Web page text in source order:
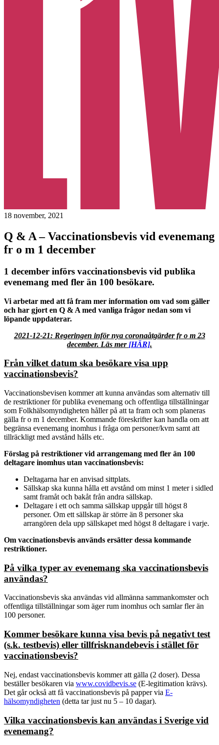
18 november, 2021
Q & A – Vaccinationsbevis vid evenemang
fr o m 1 december
1 december införs vaccinationsbevis vid publika
evenemang med fler än 100 besökare.
Vi arbetar med att få fram mer information om vad som gäller
och har gjort en Q & A med vanliga frågor nedan som vi
löpande uppdaterar.
2021-12-21: Regeringen inför nya coronaåtgärder fr o m 23
december. Läs mer [HÄR].
Från vilket datum ska besökare visa upp
vaccinationsbevis?
Vaccinationsbevisen kommer att kunna användas som alternativ till
de restriktioner för publika evenemang och offentliga tillställningar
som Folkhälsomyndigheten håller på att ta fram och som planeras
gälla fr o m 1 december. Kommande föreskrifter kan handla om att
begränsa evenemang inomhus i fråga om personer/kvm samt att
tillräckligt med avstånd hålls etc.
Förslag på restriktioner vid arrangemang med fler än 100
deltagare inomhus utan vaccinationsbevis:
Deltagarna har en anvisad sittplats.
Sällskap ska kunna hålla ett avstånd om minst 1 meter i sidled
samt framåt och bakåt från andra sällskap.
Deltagare i ett och samma sällskap uppgår till högst 8
personer. Om ett sällskap är större än 8 personer ska
arrangören dela upp sällskapet med högst 8 deltagare i varje.
Om vaccinationsbevis används ersätter dessa kommande
restriktioner.
På vilka typer av evenemang ska vaccinationsbevis
användas?
Vaccinationsbevis ska användas vid allmänna sammankomster och
offentliga tillställningar som äger rum inomhus och samlar fler än
100 personer.
Kommer besökare kunna visa bevis på negativt test
(s.k. testbevis) eller tillfrisknandebevis i stället för
vaccinationsbevis?
Nej, endast vaccinationsbevis kommer att gälla (2 doser). Dessa
beställer besökaren via www.covidbevis.se (E-legitimation krävs).
Det går också att få vaccinationsbevis på papper via E-
hälsomyndigheten (detta tar just nu 5 – 10 dagar).
Vilka vaccinationsbevis kan användas i Sverige vid
evenemang?